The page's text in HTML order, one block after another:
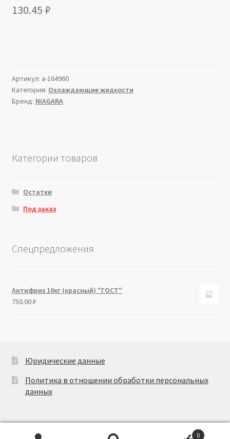
130.45 ₽
Артикул: a-164960
Категория: Охлаждающие жидкости
Бренд: NIAGARA
Категории товаров
Остатки
Под заказ
Спецпредложения
Антифриз 10кг (красный) "ГОСТ"
750.00₽
Юридические данные
Политика в отношении обработки персональных
данных
0